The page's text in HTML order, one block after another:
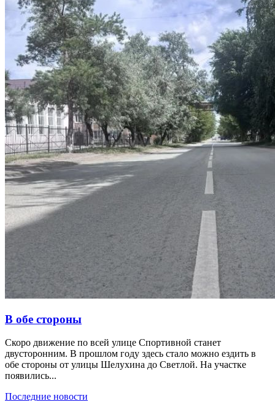
В обе стороны
Скоро движение по всей улице Спортивной станет
двусторонним. В прошлом году здесь стало можно ездить в
обе стороны от улицы Шелухина до Светлой. На участке
появились...
Последние новости